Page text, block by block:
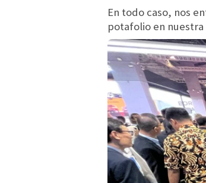
En todo caso, nos
potafolio en